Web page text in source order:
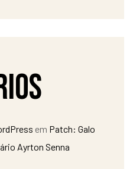
em Patch: Galo
Ayrton Senna